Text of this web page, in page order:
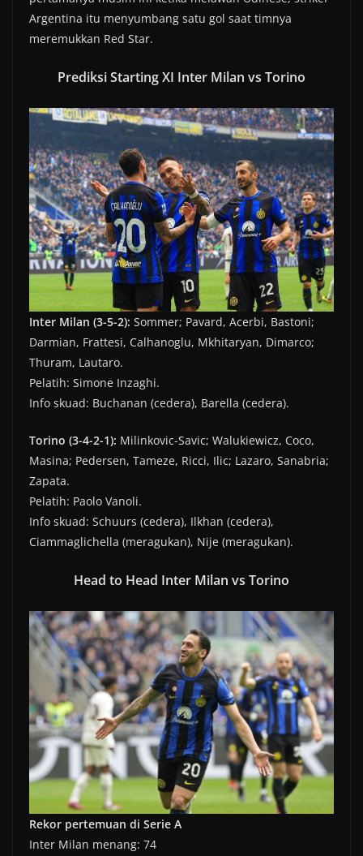
Argentina itu menyumbang satu gol saat timnya
meremukkan Red Star.
Prediksi Starting XI Inter Milan vs Torino
Inter Milan (3-5-2): Sommer; Pavard, Acerbi, Bastoni;
Darmian, Frattesi, Calhanoglu, Mkhitaryan, Dimarco;
Thuram, Lautaro.
Pelatih: Simone Inzaghi.
Info skuad: Buchanan (cedera), Barella (cedera).
Torino (3-4-2-1): Milinkovic-Savic; Walukiewicz, Coco,
Masina; Pedersen, Tameze, Ricci, Ilic; Lazaro, Sanabria;
Zapata.
Pelatih: Paolo Vanoli.
Info skuad: Schuurs (cedera), Ilkhan (cedera),
Ciammaglichella (meragukan), Nije (meragukan).
Head to Head Inter Milan vs Torino
Rekor pertemuan di Serie A
Inter Milan menang: 74